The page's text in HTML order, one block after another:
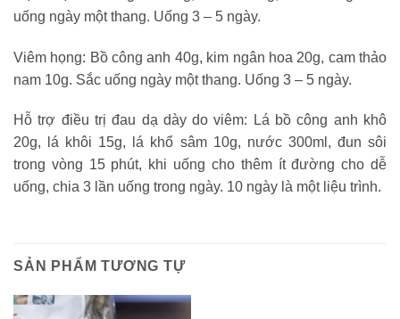
uống ngày một thang. Uống 3 – 5 ngày.
Viêm họng: Bồ công anh 40g, kim ngân hoa 20g, cam thảo
nam 10g. Sắc uống ngày một thang. Uống 3 – 5 ngày.
Hỗ trợ điều trị đau dạ dày do viêm: Lá bồ công anh khô
20g, lá khôi 15g, lá khổ sâm 10g, nước 300ml, đun sôi
trong vòng 15 phút, khi uống cho thêm ít đường cho dễ
uống, chia 3 lần uống trong ngày. 10 ngày là một liệu trình.
SẢN PHẨM TƯƠNG TỰ